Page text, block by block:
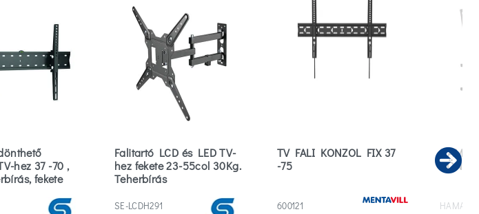
hez 37 -70 ,
fekete
Falitartó LCD és LED TV-
hez fekete 23-55col 30Kg.
Teherbírás
SE-LCDH291
TV FALI KONZOL FIX 37
-75
600121
HAMA
HAMA-